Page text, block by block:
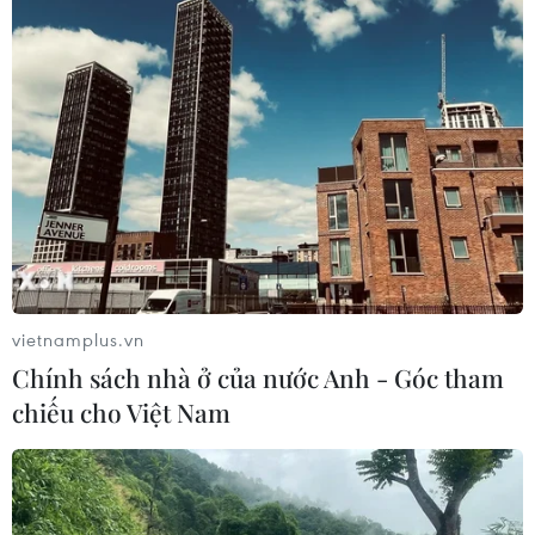
Hồ sơ Phở phải chứng
minh được sức sống của di sản trong
cộng đồng
05/08/2026 07:12
"Lễ mừng cơm mới" và chuỗi hoạt
động du lịch "Sắc vàng Di sản" 2026
tại Lào Cai
04/08/2026 14:56
năm 2026 sẽ diễn ra từ ngày 25/9 đến
2/10
vietnamplus.vn
Chính sách nhà ở của nước Anh - Góc tham
chiếu cho Việt Nam